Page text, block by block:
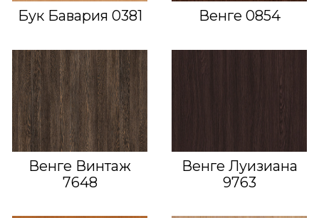
Бук Бавария 0381 Венге 0854
Венге Винтаж
7648
Венге Луизиана
9763